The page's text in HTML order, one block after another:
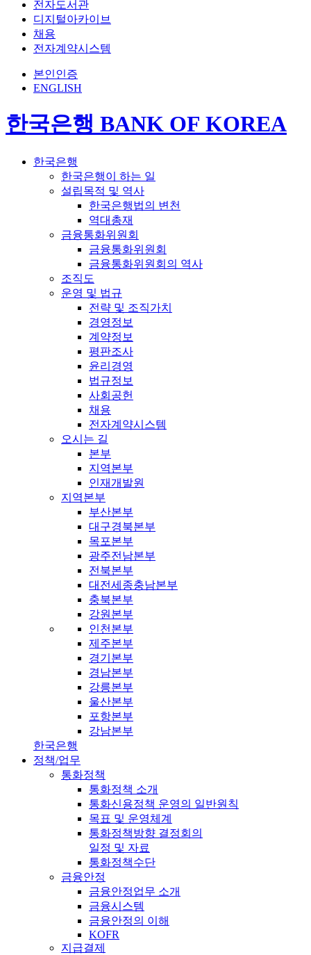
전자도서관
디지털아카이브
채용
전자계약시스템
본인인증
ENGLISH
한국은행 BANK OF KOREA
한국은행
한국은행이 하는 일
설립목적 및 역사
한국은행법의 변천
역대총재
금융통화위원회
금융통화위원회
금융통화위원회의 역사
조직도
운영 및 법규
전략 및 조직가치
경영정보
계약정보
평판조사
윤리경영
법규정보
사회공헌
채용
전자계약시스템
오시는 길
본부
지역본부
인재개발원
지역본부
부산본부
대구경북본부
목포본부
광주전남본부
전북본부
대전세종충남본부
충북본부
강원본부
인천본부
제주본부
경기본부
경남본부
강릉본부
울산본부
포항본부
강남본부
한국은행
정책/업무
통화정책
통화정책 소개
통화신용정책 운영의 일반원칙
목표 및 운영체계
통화정책방향 결정회의
일정 및 자료
통화정책수단
금융안정
금융안정업무 소개
금융시스템
금융안정의 이해
KOFR
지급결제